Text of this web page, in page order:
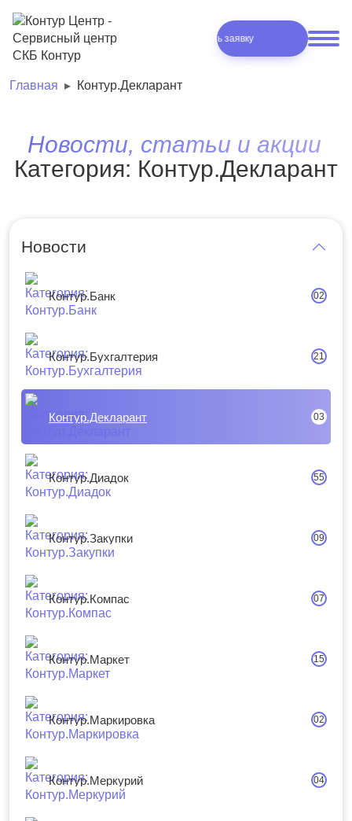
Отправить заявку Отправить заявку
Главная Контур.Декларант
Новости, статьи и акции
Категория: Контур.Декларант
Новости
Контур.Банк 02
Контур.Бухгалтерия 21
Контур.Декларант 03
Контур.Диадок 55
Контур.Закупки 09
Контур.Компас 07
Контур.Маркет 15
Контур.Маркировка 02
Контур.Меркурий 04